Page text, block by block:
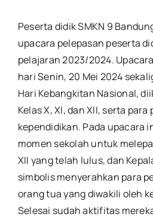
Peserta didik SMKN 9
upacara pelepasan peserta
pelajaran 2023/2024.
hari Senin, 20 Mei 2024
Hari Kebangkitan Nasional,
Kelas X, XI, dan XII, serta
kependidikan. Pada upacara
momen sekolah untuk
XII yang telah lulus, dan
simbolis menyerahkan para
orang tua yang diwakili oleh
Selesai sudah aktifitas